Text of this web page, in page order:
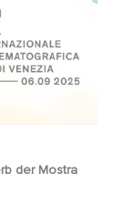
der Mostra